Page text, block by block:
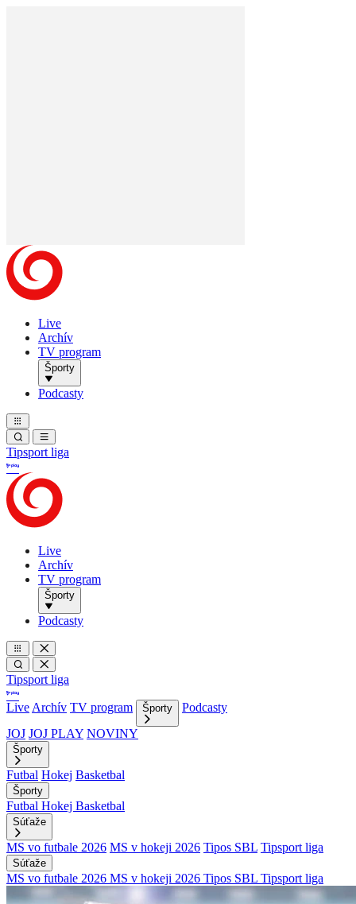
Live
Archív
TV program
Športy
Podcasty
Tipsport liga
Live
Archív
TV program
Športy
Podcasty
Tipsport liga
Live Archív TV program Športy
Podcasty
JOJ JOJ PLAY NOVINY
Športy
Futbal Hokej Basketbal
Športy
Futbal Hokej Basketbal
Súťaže
MS vo futbale 2026 MS v hokeji 2026 Tipos SBL Tipsport liga
Súťaže
MS vo futbale 2026 MS v hokeji 2026 Tipos SBL Tipsport liga